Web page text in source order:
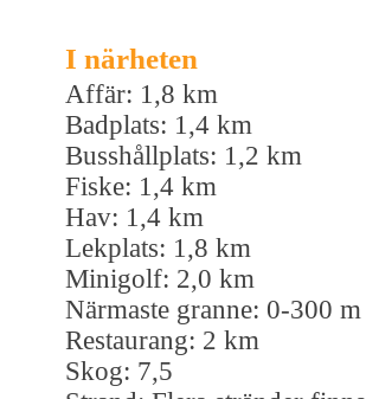
I närheten
Affär: 1,8 km
Badplats: 1,4 km
Busshållplats: 1,2 km
Fiske: 1,4 km
Hav: 1,4 km
Lekplats: 1,8 km
Minigolf: 2,0 km
Närmaste granne: 0-300 m
Restaurang: 2 km
Skog: 7,5